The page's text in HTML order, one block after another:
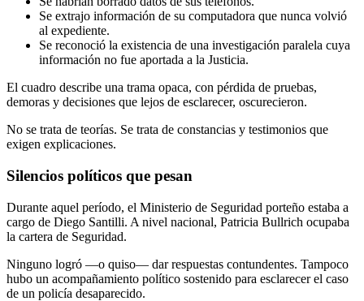
Se extrajo información de su computadora que nunca volvió
al expediente.
Se reconoció la existencia de una investigación paralela cuya
información no fue aportada a la Justicia.
El cuadro describe una trama opaca, con pérdida de pruebas,
demoras y decisiones que lejos de esclarecer, oscurecieron.
No se trata de teorías. Se trata de constancias y testimonios que
exigen explicaciones.
Silencios políticos que pesan
Durante aquel período, el Ministerio de Seguridad porteño estaba a
cargo de Diego Santilli. A nivel nacional, Patricia Bullrich ocupaba
la cartera de Seguridad.
Ninguno logró —o quiso— dar respuestas contundentes. Tampoco
hubo un acompañamiento político sostenido para esclarecer el caso
de un policía desaparecido.